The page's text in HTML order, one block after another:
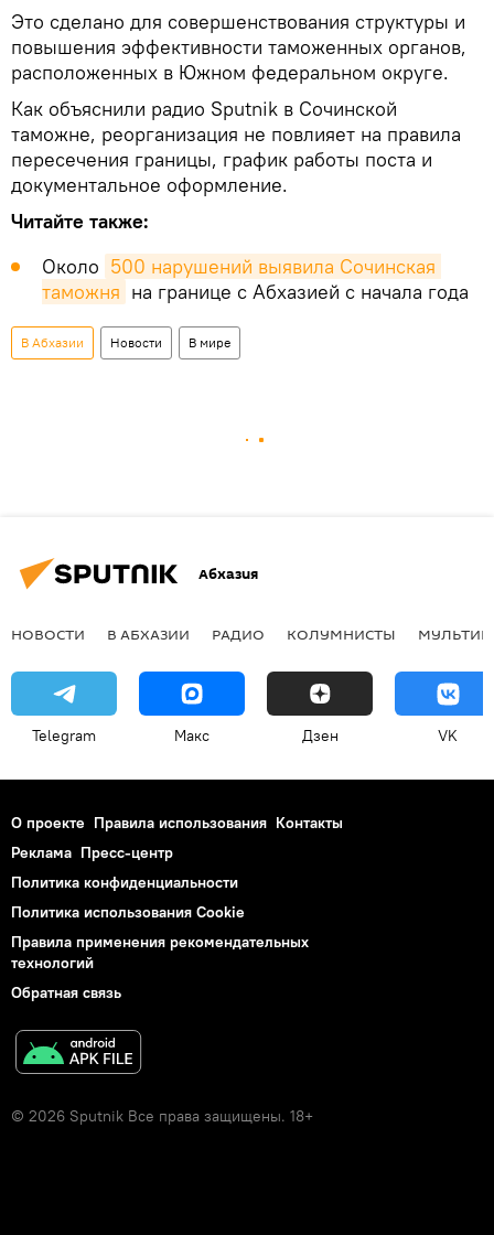
Это сделано для совершенствования структуры и
повышения эффективности таможенных органов,
расположенных в Южном федеральном округе.
Как объяснили радио Sputnik в Сочинской
таможне, реорганизация не повлияет на правила
пересечения границы, график работы поста и
документальное оформление.
Читайте также:
Около 500 нарушений выявила Сочинская
таможня на границе с Абхазией с начала года
В Абхазии Новости В мире
Абхазия
НОВОСТИ В АБХАЗИИ РАДИО КОЛУМНИСТЫ
Telegram Макс Дзен VK
О проекте Правила использования Контакты
Реклама Пресс-центр
Политика конфиденциальности
Политика использования Cookie
Правила применения рекомендательных
технологий
Обратная связь
© 2026 Sputnik Все права защищены. 18+